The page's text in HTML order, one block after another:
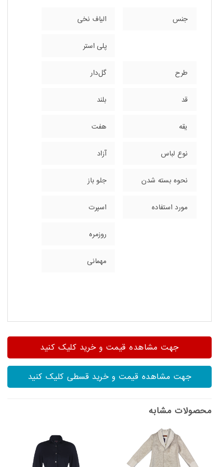
جنس الیاف نخی
پلی استر
طرح گل‌دار
قد بلند
یقه هفت
نوع لباس آزاد
نحوه بسته شدن جلو باز
مورد استفاده اسپرت
روزمره
مهمانی
جهت مشاهده قیمت و خرید کلیک کنید
جهت مشاهده قیمت و خرید قسطی کلیک کنید
محصولات مشابه